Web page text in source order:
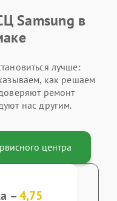
Samsung в
лучше:
как решаем
ремонт
нас другим.
центра
–4,75